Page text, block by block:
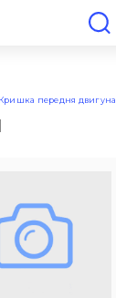
Кришка передня двигуна